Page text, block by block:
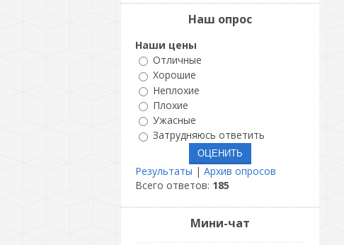
Наш опрос
Наши цены
Отличные
Хорошие
Неплохие
Плохие
Ужасные
Затрудняюсь ответить
Результаты | Архив опросов
Всего ответов: 185
Мини-чат